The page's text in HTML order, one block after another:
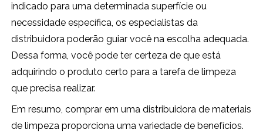
indicado para uma determinada superfície ou
necessidade específica, os especialistas da
distribuidora poderão guiar você na escolha adequada.
Dessa forma, você pode ter certeza de que está
adquirindo o produto certo para a tarefa de limpeza
que precisa realizar.
Em resumo, comprar em uma distribuidora de materiais
de limpeza proporciona uma variedade de benefícios.